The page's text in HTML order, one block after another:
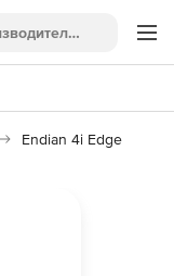
Endian 4i Edge